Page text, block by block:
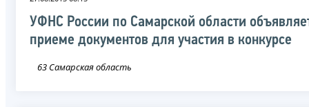
УФНС России по Самарской области
приеме документов для участия в конкурсе
63 Самарская область